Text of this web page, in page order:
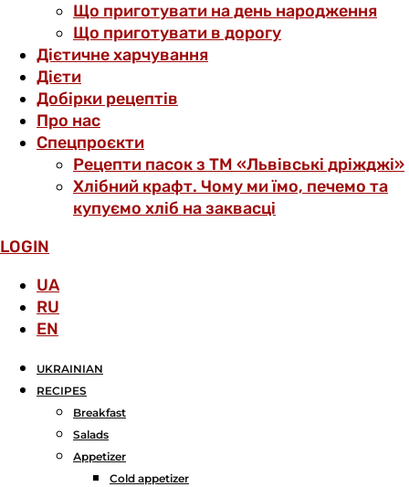
Що приготувати на день народження
Що приготувати в дорогу
Дієтичне харчування
Дієти
Добірки рецептів
Про нас
Спецпроєкти
Рецепти пасок з ТМ «Львівські дріжджі»
Хлібний крафт. Чому ми їмо, печемо та
купуємо хліб на заквасці
LOGIN
UA
RU
EN
UKRAINIAN
RECIPES
Breakfast
Salads
Аppetizer
Cold appetizer